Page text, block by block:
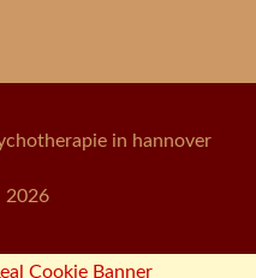
in hannover
2026
Cookie Banner